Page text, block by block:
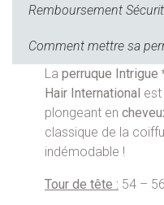
Remboursement
Comment mettre sa
La perruque
Hair International
plongeant en
classique de la
indémodable !
Tour de tête : 54 –